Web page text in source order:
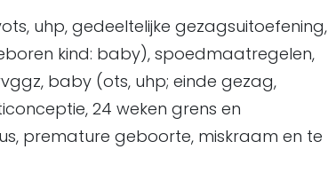
uhp, gedeeltelijke gezagsuitoefening,
kind: baby), spoedmaatregelen,
baby (ots, uhp; einde gezag,
24 weken grens en
premature geboorte, miskraam en te